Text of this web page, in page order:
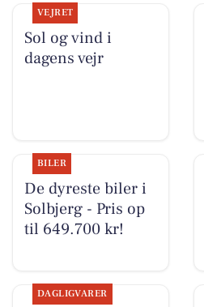
VEJRET
Sol og vind i
dagens vejr
BILER
De dyreste biler i
Solbjerg - Pris op
til 649.700 kr!
DAGLIGVARER